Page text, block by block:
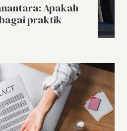
Apakah
praktik